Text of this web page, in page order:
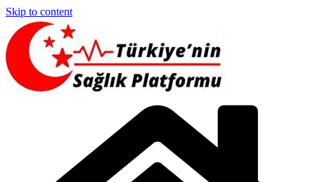
Skip to content